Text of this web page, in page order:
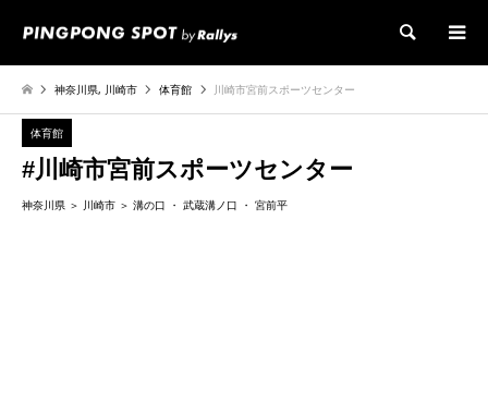
検索
神奈川県, 川崎市 体育館 川崎市宮前スポーツセンター
体育館
#川崎市宮前スポーツセンター
神奈川県 川崎市 溝の口 武蔵溝ノ口 宮前平